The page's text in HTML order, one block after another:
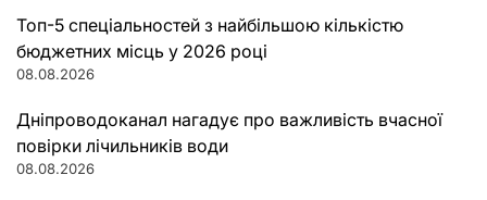
Топ-5 спеціальностей з найбільшою кількістю
бюджетних місць у 2026 році
08.08.2026
Дніпроводоканал нагадує про важливість вчасної
повірки лічильників води
08.08.2026